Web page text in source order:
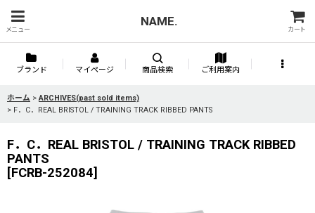
メニュー
NAME.
カート
ブランド マイページ 商品検索 ご利用案内
ホーム > ARCHIVES(past sold items)
> F．C．REAL BRISTOL / TRAINING TRACK RIBBED PANTS
F．C．REAL BRISTOL / TRAINING TRACK RIBBED
PANTS
[FCRB-252084]